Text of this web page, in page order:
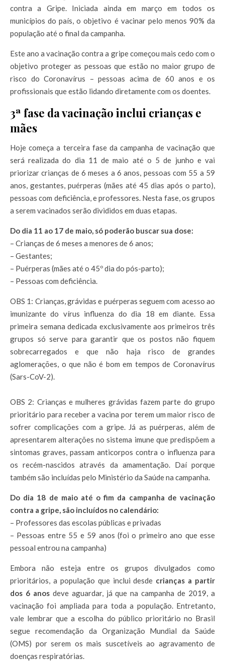
contra a Gripe. Iniciada ainda em março em todos os
municípios do país, o objetivo é vacinar pelo menos 90% da
população até o final da campanha.
Este ano a vacinação contra a gripe começou mais cedo com o
objetivo proteger as pessoas que estão no maior grupo de
risco do Coronavírus – pessoas acima de 60 anos e os
profissionais que estão lidando diretamente com os doentes.
3ª fase da vacinação inclui crianças e
mães
Hoje começa a terceira fase da campanha de vacinação que
será realizada do dia 11 de maio até o 5 de junho e vai
priorizar crianças de 6 meses a 6 anos, pessoas com 55 a 59
anos, gestantes, puérperas (mães até 45 dias após o parto),
pessoas com deficiência, e professores. Nesta fase, os grupos
a serem vacinados serão divididos em duas etapas.
Do dia 11 ao 17 de maio, só poderão buscar sua dose:
– Crianças de 6 meses a menores de 6 anos;
– Gestantes;
– Puérperas (mães até o 45º dia do pós-parto);
– Pessoas com deficiência.
OBS 1: Crianças, grávidas e puérperas seguem com acesso ao
imunizante do vírus influenza do dia 18 em diante. Essa
primeira semana dedicada exclusivamente aos primeiros três
grupos só serve para garantir que os postos não fiquem
sobrecarregados e que não haja risco de grandes
aglomerações, o que não é bom em tempos de Coronavírus
(Sars-CoV-2).
OBS 2: Crianças e mulheres grávidas fazem parte do grupo
prioritário para receber a vacina por terem um maior risco de
sofrer complicações com a gripe. Já as puérperas, além de
apresentarem alterações no sistema imune que predispõem a
sintomas graves, passam anticorpos contra o influenza para
os recém-nascidos através da amamentação. Daí porque
também são incluídas pelo Ministério da Saúde na campanha.
Do dia 18 de maio até o fim da campanha de vacinação
contra a gripe, são incluídos no calendário:
– Professores das escolas públicas e privadas
– Pessoas entre 55 e 59 anos (foi o primeiro ano que esse
pessoal entrou na campanha)
Embora não esteja entre os grupos divulgados como
prioritários, a população que inclui desde crianças a partir
dos 6 anos deve aguardar, já que na campanha de 2019, a
vacinação foi ampliada para toda a população. Entretanto,
vale lembrar que a escolha do público prioritário no Brasil
segue recomendação da Organização Mundial da Saúde
(OMS) por serem os mais suscetíveis ao agravamento de
doenças respiratórias.